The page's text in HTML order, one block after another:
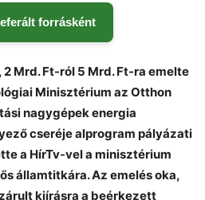
forrásként
Mrd. Ft-ról 5 Mrd. Ft-ra emelte
Minisztérium az Otthon
nagygépek energia
cseréje alprogram pályázati
a HírTv-vel a minisztérium
államtitkára. Az emelés oka,
kiírásra a beérkezett